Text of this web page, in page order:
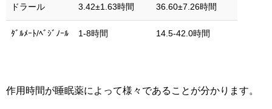
ドラール 3.42±1.63時間 36.60±7.26時間
ﾀﾞﾙﾒｰﾄ/ﾍﾞｼﾞﾉｰﾙ 1-8時間 14.5-42.0時間
作用時間が睡眠薬によって様々であることが分かります。